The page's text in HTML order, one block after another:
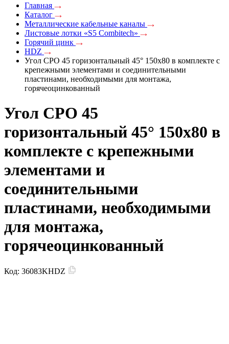
Главная
Каталог
Металлические кабельные каналы
Листовые лотки «S5 Combitech»
Горячий цинк
HDZ
Угол CPO 45 горизонтальный 45° 150х80 в комплекте с
крепежными элементами и соединительными
пластинами, необходимыми для монтажа,
горячеоцинкованный
Угол CPO 45
горизонтальный 45° 150х80 в
комплекте с крепежными
элементами и
соединительными
пластинами, необходимыми
для монтажа,
горячеоцинкованный
Код: 36083KHDZ